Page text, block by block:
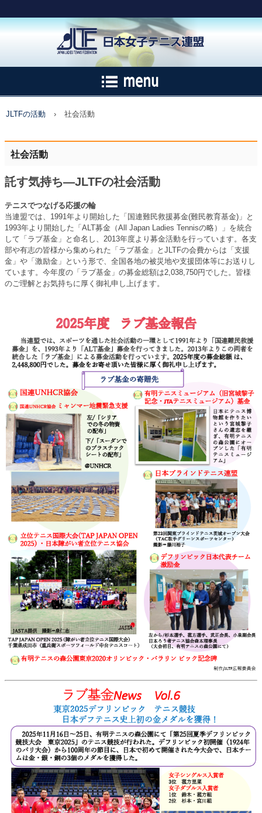
JLTFの活動 › 社会活動
社会活動
託す気持ち―JLTFの社会活動
テニスでつなげる応援の輪
当連盟では、1991年より開始した「国連難民救援募金(難民教育基金)」と
1993年より開始した「ALT募金（All Japan Ladies Tennisの略）」を統合
して「ラブ基金」と命名し、2013年度より募金活動を行っています。各支
部や有志の皆様から集められた「ラブ基金」とJLTFの会費からは「支援
金」や「激励金」という形で、全国各地の被災地や支援団体等にお送りし
ています。今年度の「ラブ基金」の募金総額は2,038,750円でした。皆様
のご理解とお気持ちに厚く御礼申し上げます。